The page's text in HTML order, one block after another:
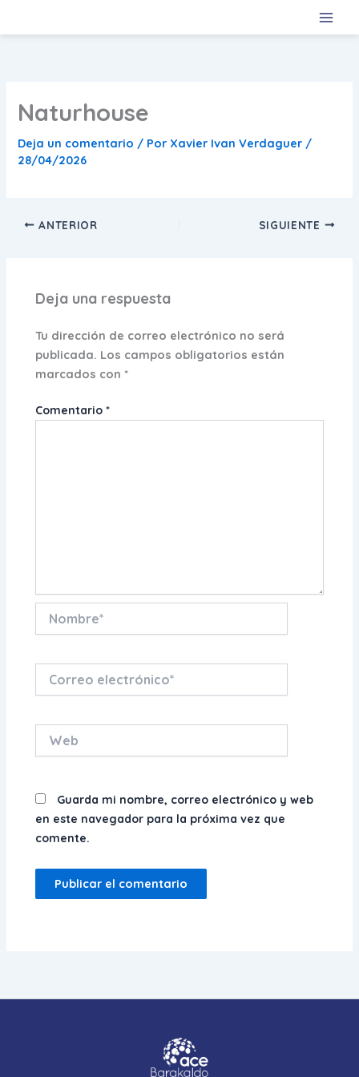
Naturhouse
Deja un comentario / Por Xavier Ivan Verdaguer /
28/04/2026
ANTERIOR SIGUIENTE
Deja una respuesta
Tu dirección de correo electrónico no será
publicada. Los campos obligatorios están
marcados con*
Comentario*
electrónico*
Guarda mi nombre, correo electrónico y web
en este navegador para la próxima vez que
comente.